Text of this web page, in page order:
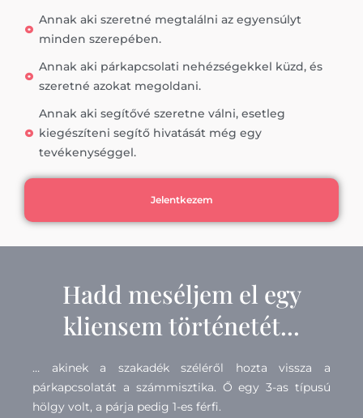
Annak aki szeretné megtalálni az egyensúlyt
minden szerepében.
Annak aki párkapcsolati nehézségekkel küzd, és
szeretné azokat megoldani.
Annak aki segítővé szeretne válni, esetleg
kiegészíteni segítő hivatását még egy
tevékenységgel.
Jelentkezem
Hadd meséljem el egy
kliensem történetét...
… akinek a szakadék széléről hozta vissza a
párkapcsolatát a számmisztika. Ő egy 3-as típusú
hölgy volt, a párja pedig 1-es férfi.